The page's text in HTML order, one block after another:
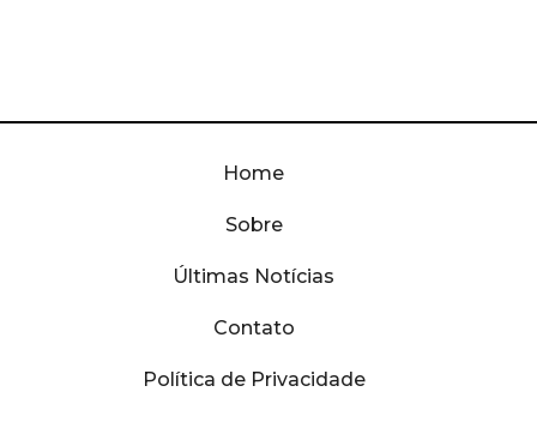
Home
Sobre
Últimas Notícias
Contato
Política de Privacidade